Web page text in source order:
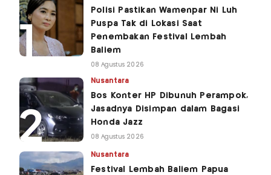
Polisi Pastikan Wamenpar Ni Luh
Puspa Tak di Lokasi Saat
Penembakan Festival Lembah
Baliem
08 Agustus 2026
Nusantara
Bos Konter HP Dibunuh Perampok,
Jasadnya Disimpan dalam Bagasi
Honda Jazz
08 Agustus 2026
Nusantara
Festival Lembah Baliem Papua